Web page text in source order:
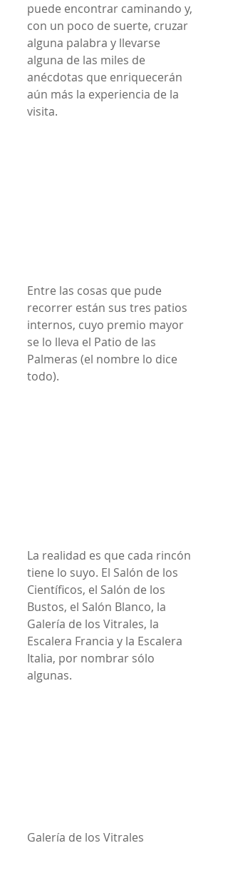
puede encontrar caminando y,
con un poco de suerte, cruzar
alguna palabra y llevarse
alguna de las miles de
anécdotas que enriquecerán
aún más la experiencia de la
visita.
Entre las cosas que pude
recorrer están sus tres patios
internos, cuyo premio mayor
se lo lleva el Patio de las
Palmeras (el nombre lo dice
todo).
La realidad es que cada rincón
tiene lo suyo. El Salón de los
Científicos, el Salón de los
Bustos, el Salón Blanco, la
Galería de los Vitrales, la
Escalera Francia y la Escalera
Italia, por nombrar sólo
algunas.
Galería de los Vitrales